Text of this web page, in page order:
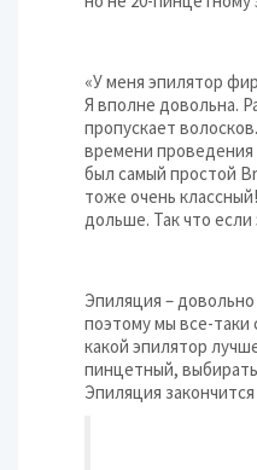
«У меня эпилятор
Я вполне довольна.
пропускает
времени
был самый простой
тоже очень
дольше. Так что
Эпиляция –
поэтому мы все-таки
какой эпилятор
пинцетный,
Эпиляция